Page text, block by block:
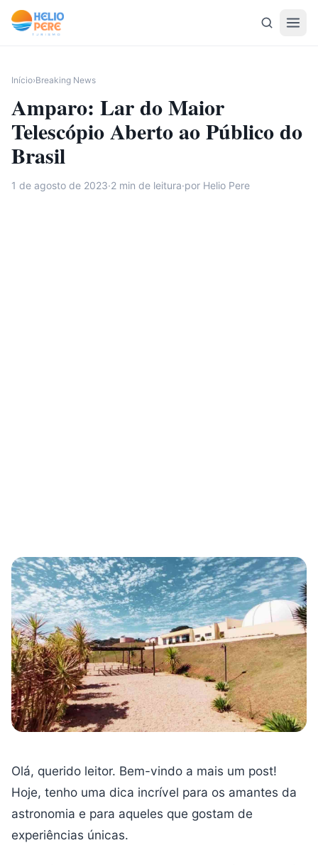
Pular para o conteúdo
Início›Breaking News
Amparo: Lar do Maior
Telescópio Aberto ao Público do
Brasil
1 de agosto de 2023·2 min de leitura·por Helio Pere
Olá, querido leitor. Bem-vindo a mais um post!
Hoje, tenho uma dica incrível para os amantes da
astronomia e para aqueles que gostam de
experiências únicas.